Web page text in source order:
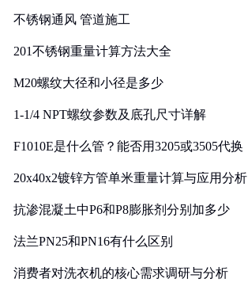
不锈钢通风 管道施工
201不锈钢重量计算方法大全
M20螺纹大径和小径是多少
1-1/4 NPT螺纹参数及底孔尺寸详解
F1010E是什么管？能否用3205或3505代换
20x40x2镀锌方管单米重量计算与应用分析
抗渗混凝土中P6和P8膨胀剂分别加多少
法兰PN25和PN16有什么区别
消费者对洗衣机的核心需求调研与分析